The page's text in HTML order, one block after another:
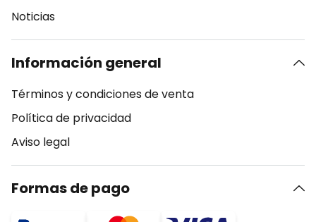
Noticias
Información general
Términos y condiciones de venta
Política de privacidad
Aviso legal
Formas de pago